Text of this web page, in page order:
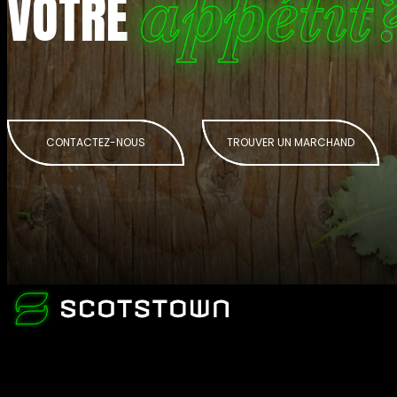
VOTRE
CONTACTEZ-NOUS TROUVER UN MARCHAND